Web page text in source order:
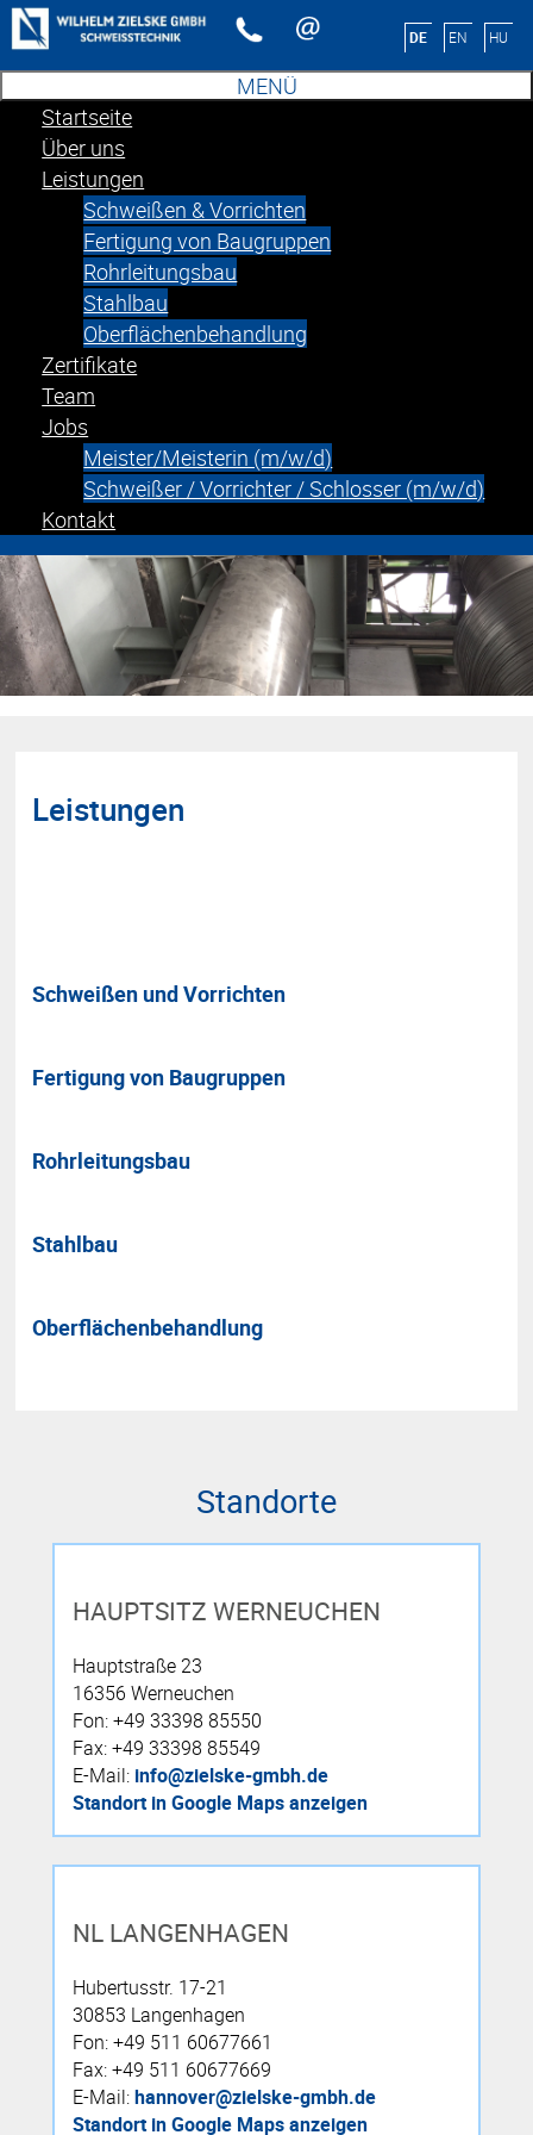
Sprache auswählen DE EN HU
MENÜ
Startseite
Über uns
Leistungen
Schweißen & Vorrichten
Fertigung von Baugruppen
Rohrleitungsbau
Stahlbau
Oberflächenbehandlung
Zertifikate
Team
Jobs
Meister/Meisterin (m/w/d)
Schweißer / Vorrichter / Schlosser (m/w/d)
Kontakt
Leistungen
Schweißen und Vorrichten
Fertigung von Baugruppen
Rohrleitungsbau
Stahlbau
Oberflächenbehandlung
Standorte
HAUPTSITZ WERNEUCHEN
Hauptstraße 23
16356 Werneuchen
Fon: +49 33398 85550
Fax: +49 33398 85549
E-Mail: info@zielske-gmbh.de
Standort in Google Maps anzeigen
NL LANGENHAGEN
Hubertusstr. 17-21
30853 Langenhagen
Fon: +49 511 60677661
Fax: +49 511 60677669
E-Mail:hannover@zielske-gmbh.de
Standort in Google Maps anzeigen